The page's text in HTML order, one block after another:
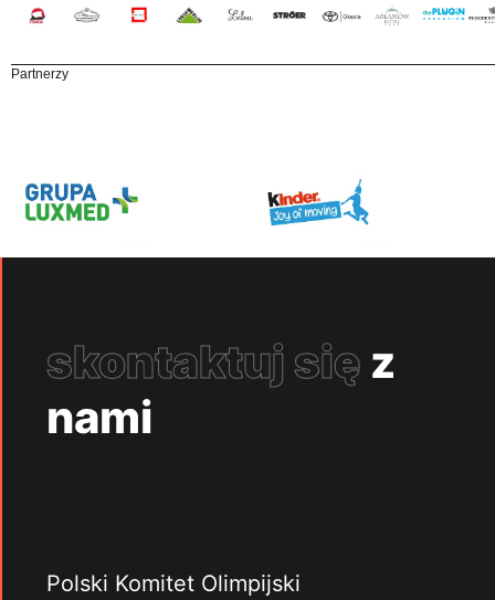
Partnerzy
skontaktuj się z
nami
Polski Komitet Olimpijski